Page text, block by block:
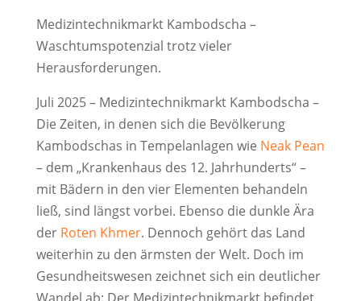
Medizintechnikmarkt Kambodscha –
Waschtumspotenzial trotz vieler
Herausforderungen.
Juli 2025 – Medizintechnikmarkt Kambodscha –
Die Zeiten, in denen sich die Bevölkerung
Kambodschas in Tempelanlagen wie Neak Pean
– dem „Krankenhaus des 12. Jahrhunderts“ –
mit Bädern in den vier Elementen behandeln
ließ, sind längst vorbei. Ebenso die dunkle Ära
der Roten Khmer. Dennoch gehört das Land
weiterhin zu den ärmsten der Welt. Doch im
Gesundheitswesen zeichnet sich ein deutlicher